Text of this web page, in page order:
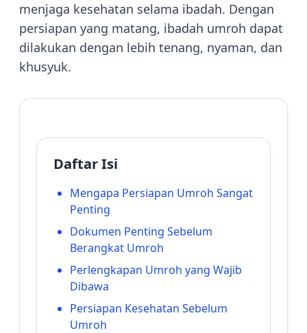
menjaga kesehatan selama ibadah. Dengan
persiapan yang matang, ibadah umroh dapat
dilakukan dengan lebih tenang, nyaman, dan
khusyuk.
Daftar Isi
Mengapa Persiapan Umroh Sangat
Penting
Dokumen Penting Sebelum
Berangkat Umroh
Perlengkapan Umroh yang Wajib
Dibawa
Persiapan Kesehatan Sebelum
Umroh